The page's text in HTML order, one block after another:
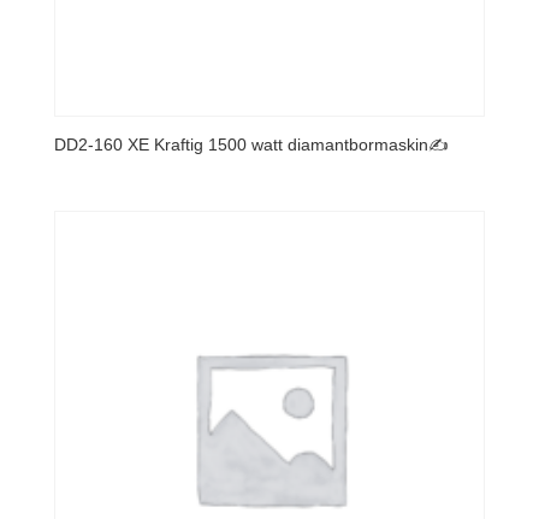
DD2-160 XE Kraftig 1500 watt diamantbormaskin✍️